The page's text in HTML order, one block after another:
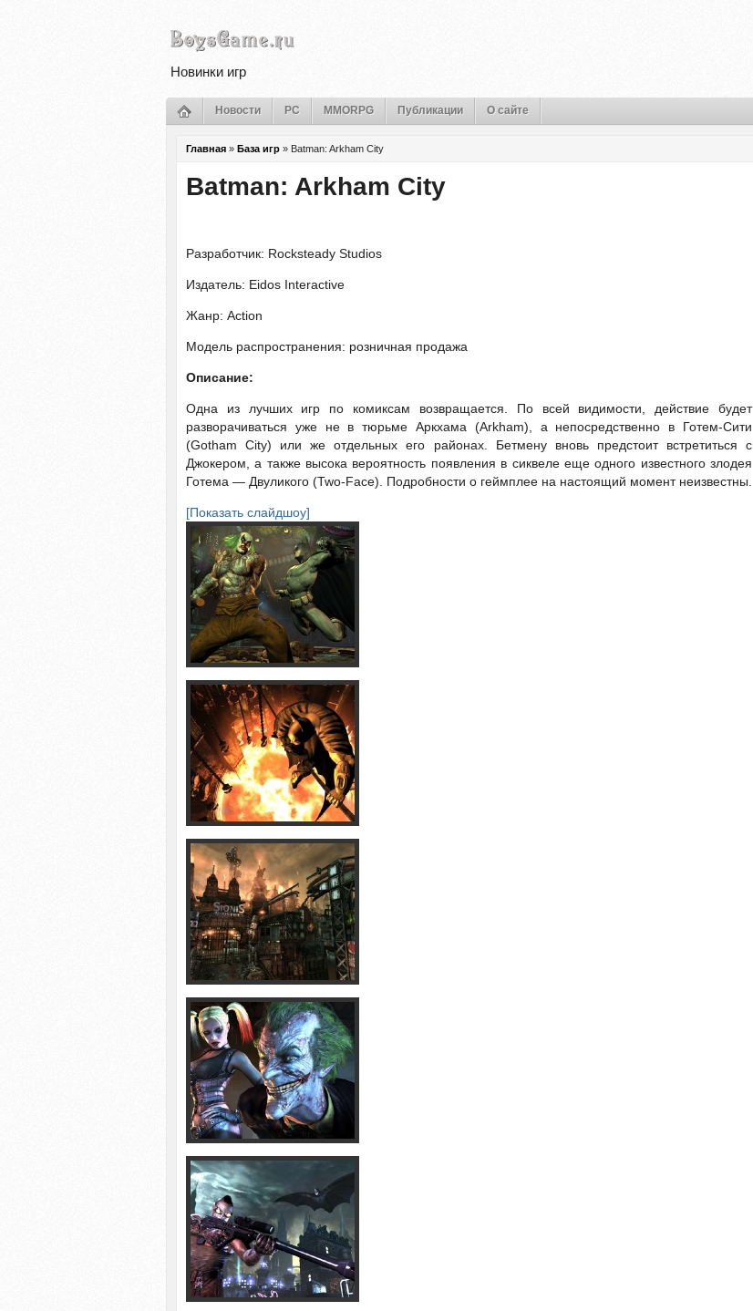
Новинки игр
Новости PC MMORPG Публикации О сайте
Главная » База игр » Batman: Arkham City
Batman: Arkham City
Разработчик: Rocksteady Studios
Издатель: Eidos Interactive
Жанр: Action
Модель распространения: розничная продажа
Описание:
Одна из лучших игр по комиксам возвращается. По всей видимости, действие будет
разворачиваться уже не в тюрьме Аркхама (Arkham), а непосредственно в Готем-Сити
(Gotham City) или же отдельных его районах. Бетмену вновь предстоит встретиться с
Джокером, а также высока вероятность появления в сиквеле еще одного известного злодея
Готема — Двуликого (Two-Face). Подробности о геймплее на настоящий момент неизвестны.
[Показать слайдшоу]